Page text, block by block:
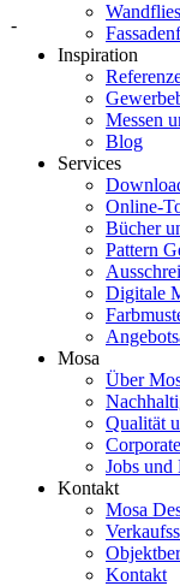
-
Inspiration
Messen
Blog
Services
Online-
Bücher
Pattern
Digitale
Mosa
Über
Qualität
Jobs und
Kontakt
Mosa
Kontakt